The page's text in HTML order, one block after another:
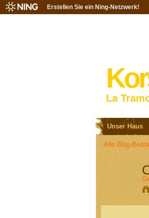
Erstellen Sie ein Ning-Netzwerk!
La
Unser Haus
Alle Blog-